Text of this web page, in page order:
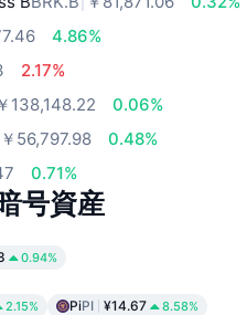
4.86%
2.17%
￥138,148.22
0.06%
￥56,797.98
0.48%
0.71%
号資産
0.94%
2.15% PiPI ¥14.67 8.58%